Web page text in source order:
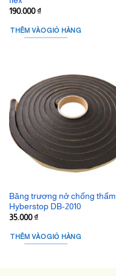
190.000₫
THÊM VÀO GIỎ HÀNG
Băng trương nở chống thấm
Hyberstop DB-2010
35.000₫
THÊM VÀO GIỎ HÀNG